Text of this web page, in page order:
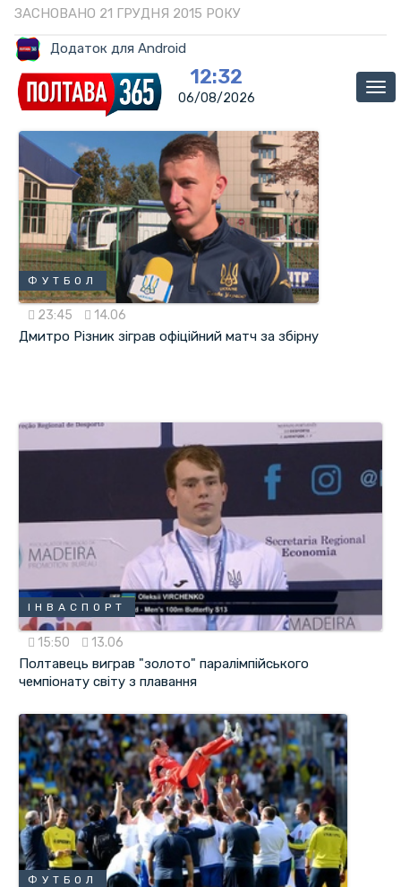
ЗАСНОВАНО 21 ГРУДНЯ 2015 РОКУ
Додаток для Android
12:32
06/08/2026
ФУТБОЛ
23:45 14.06
Дмитро Різник зіграв офіційний матч за збірну
ІНВАСПОРТ
15:50 13.06
Полтавець виграв "золото" паралімпійського
чемпіонату світу з плавання
ФУТБОЛ